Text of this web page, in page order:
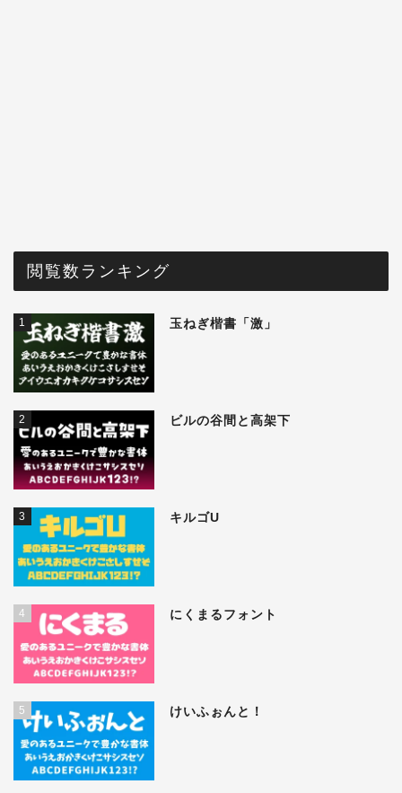
閲覧数ランキング
1 玉ねぎ楷書「激」
2 ビルの谷間と高架下
3 キルゴU
4 にくまるフォント
5 けいふぉんと！